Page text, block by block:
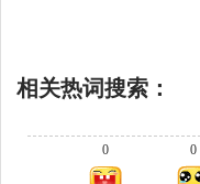
相关热词搜索：
0 0